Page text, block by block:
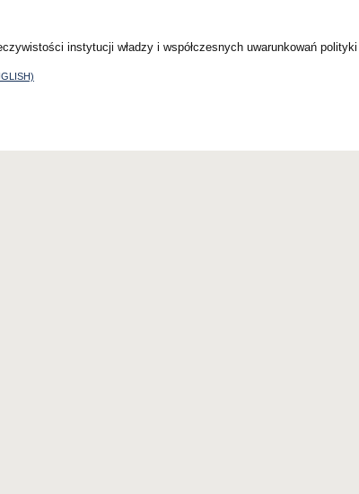
instytucji władzy i współczesnych uwarunkowań polityki